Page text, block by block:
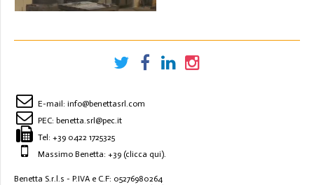
100 MM
E-mail: info@benettasrl.com
PEC: benetta.srl@pec.it
Tel: +39 0422 1725325
Massimo Benetta: +39 (clicca qui).
Benetta S.r.l.s - P.IVA e C.F: 05276980264